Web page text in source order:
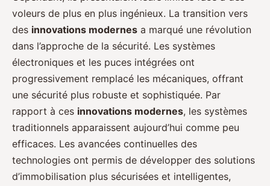
voleurs de plus en plus ingénieux. La transition vers
des innovations modernes a marqué une révolution
dans l’approche de la sécurité. Les systèmes
électroniques et les puces intégrées ont
progressivement remplacé les mécaniques, offrant
une sécurité plus robuste et sophistiquée. Par
rapport à ces innovations modernes, les systèmes
traditionnels apparaissent aujourd’hui comme peu
efficaces. Les avancées continuelles des
technologies ont permis de développer des solutions
d’immobilisation plus sécurisées et intelligentes,